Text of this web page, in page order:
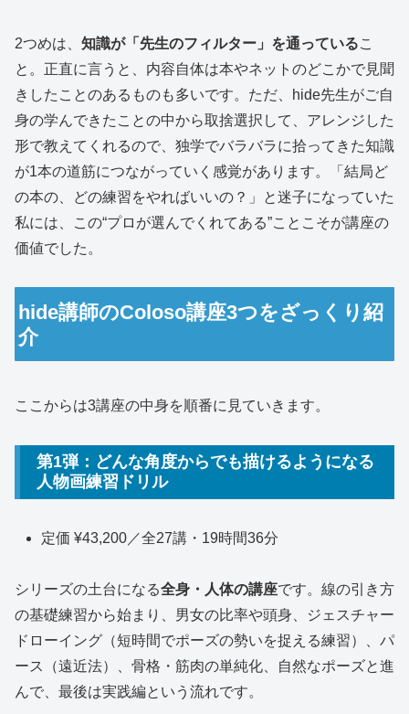
2つめは、 知識が「先生のフィルター」を通っているこ
と。正直に言うと、内容自体は本やネットのどこかで見聞
きしたことのあるものも多いです。ただ、hide先生がご自
身の学んできたことの中から取捨選択して、アレンジした
形で教えてくれるので、独学でバラバラに拾ってきた知識
が1本の道筋につながっていく感覚があります。「結局ど
の本の、どの練習をやればいいの？」と迷子になっていた
私には、この“プロが選んでくれてある”ことこそが講座の
価値でした。
hide講師のColoso講座3つをざっくり紹
介
ここからは3講座の中身を順番に見ていきます。
第1弾：どんな角度からでも描けるようになる
人物画練習ドリル
定価 ¥43,200／全27講・19時間36分
シリーズの土台になる全身・人体の講座です。線の引き方
の基礎練習から始まり、男女の比率や頭身、ジェスチャー
ドローイング（短時間でポーズの勢いを捉える練習）、パ
ース（遠近法）、骨格・筋肉の単純化、自然なポーズと進
んで、最後は実践編という流れです。